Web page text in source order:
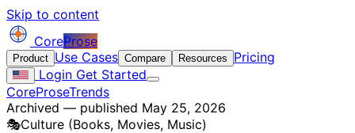
Skip to content
CoreProse
Product Use Cases Compare Resources
Pricing
Login Get Started
CoreProseTrends
Archived — published May 25, 2026
🎭Culture (Books, Movies, Music)